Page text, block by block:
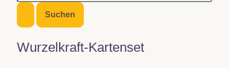
c
e
n
Wurzelkraft-Kartenset